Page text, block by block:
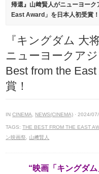
帰還』山﨑賢人がニューヨー
East Award」を日本人初受賞！
『キングダム 大
ニューヨークア
Best from the
賞！
INCINEMA NEWS(CINEMA) · 2024/
TAGS:THE BEST FROM THE EAST
ン映画祭
山﨑賢人
“映画「キングダ